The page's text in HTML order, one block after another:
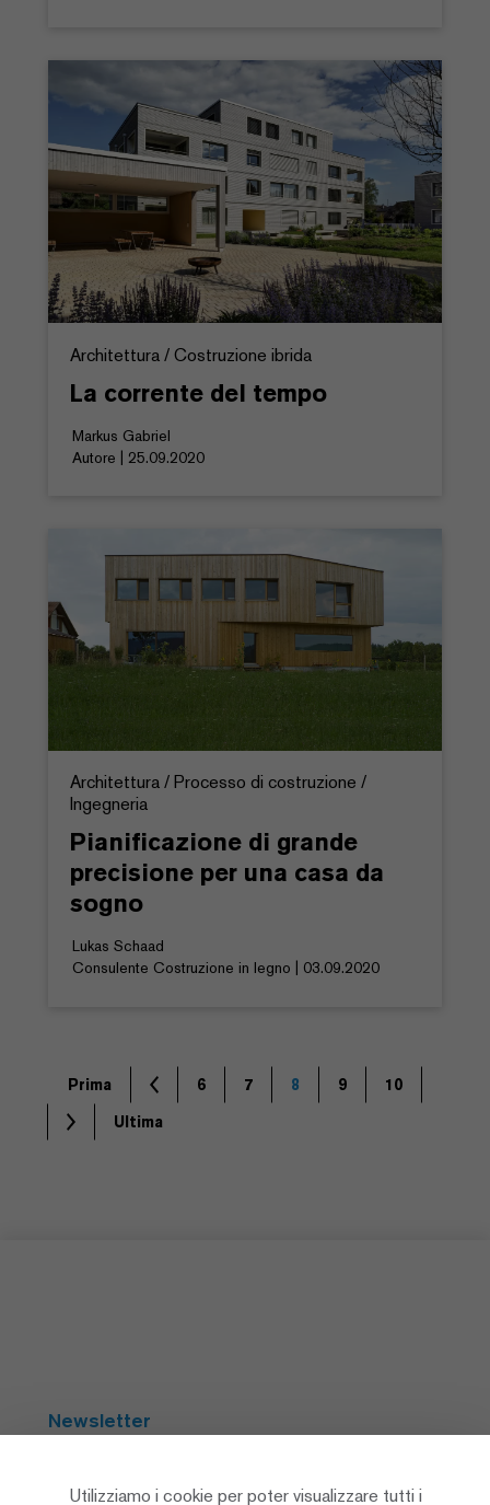
Architettura / Costruzione ibrida
La corrente del tempo
Markus Gabriel
Autore | 25.09.2020
Architettura / Processo di costruzione /
Ingegneria
Pianificazione di grande
precisione per una casa da
sogno
Lukas Schaad
Consulente Costruzione in legno | 03.09.2020
Prima 6 7 8 9
10
Ultima
Newsletter
Utilizziamo i cookie per poter visualizzare tutti i